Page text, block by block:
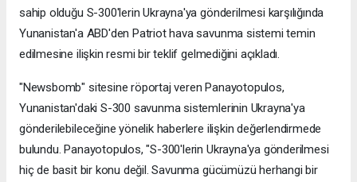
sahip olduğu S-300'lerin Ukrayna'ya gönderilmesi karşılığında
Yunanistan'a ABD'den Patriot hava savunma sistemi temin
edilmesine ilişkin resmi bir teklif gelmediğini açıkladı.
"Newsbomb" sitesine röportaj veren Panayotopulos,
Yunanistan'daki S-300 savunma sistemlerinin Ukrayna'ya
gönderilebileceğine yönelik haberlere ilişkin değerlendirmede
bulundu. Panayotopulos, "S-300'lerin Ukrayna'ya gönderilmesi
hiç de basit bir konu değil. Savunma gücümüzü herhangi bir